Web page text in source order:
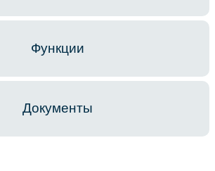
Функции
Документы